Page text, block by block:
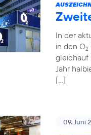
In der
in den O2
gleichauf
Jahr
[…]
09. Juni